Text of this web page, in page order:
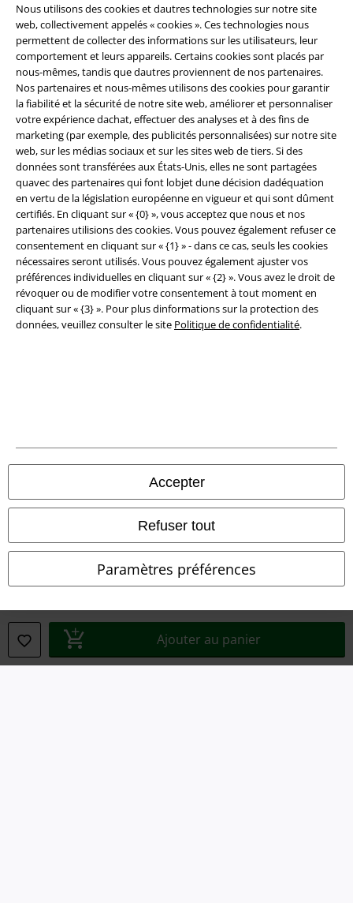
Nous utilisons des cookies et dautres technologies sur notre site
web, collectivement appelés « cookies ». Ces technologies nous
permettent de collecter des informations sur les utilisateurs, leur
comportement et leurs appareils. Certains cookies sont placés par
nous-mêmes, tandis que dautres proviennent de nos partenaires.
Nos partenaires et nous-mêmes utilisons des cookies pour garantir
la fiabilité et la sécurité de notre site web, améliorer et personnaliser
votre expérience dachat, effectuer des analyses et à des fins de
marketing (par exemple, des publicités personnalisées) sur notre site
web, sur les médias sociaux et sur les sites web de tiers. Si des
données sont transférées aux États-Unis, elles ne sont partagées
quavec des partenaires qui font lobjet dune décision dadéquation
en vertu de la législation européenne en vigueur et qui sont dûment
certifiés. En cliquant sur « {0} », vous acceptez que nous et nos
partenaires utilisions des cookies. Vous pouvez également refuser ce
consentement en cliquant sur « {1} » - dans ce cas, seuls les cookies
nécessaires seront utilisés. Vous pouvez également ajuster vos
préférences individuelles en cliquant sur « {2} ». Vous avez le droit de
révoquer ou de modifier votre consentement à tout moment en
cliquant sur « {3} ». Pour plus dinformations sur la protection des
données, veuillez consulter le site Politique de confidentialité.
Accepter
Refuser tout
Paramètres préférences
Ajouter au panier
A Warner Music Group Company
Sécurité
Clauses de confidentialité
Élimination des déchets et protection de l'environnement
Déclaration de Conformité
Informations sur l'accessibilité
Période de rétractation